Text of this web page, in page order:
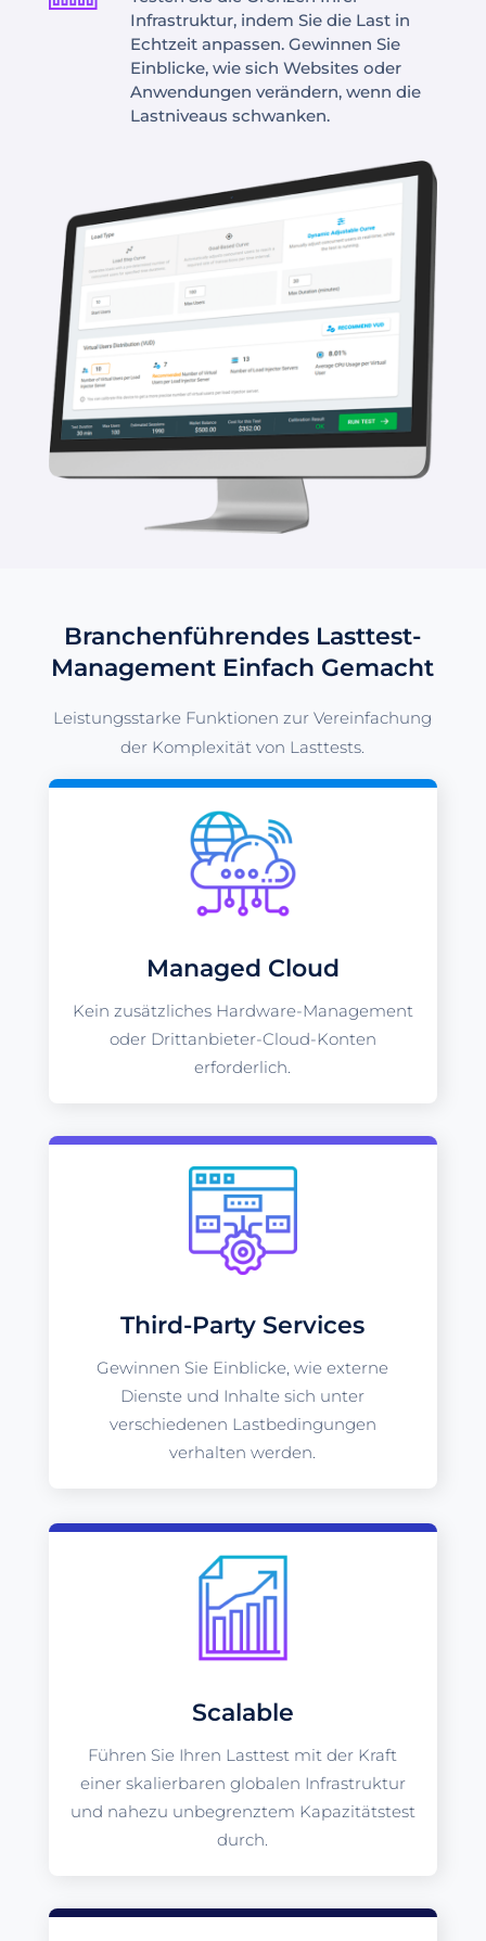
Infrastruktur, indem Sie die Last in
Echtzeit anpassen. Gewinnen Sie
Einblicke, wie sich Websites oder
Anwendungen verändern, wenn die
Lastniveaus schwanken.
Branchenführendes Lasttest-
Management Einfach Gemacht
Leistungsstarke Funktionen zur Vereinfachung
der Komplexität von Lasttests.
Managed Cloud
Kein zusätzliches Hardware-Management
oder Drittanbieter-Cloud-Konten
erforderlich.
Third-Party Services
Gewinnen Sie Einblicke, wie externe
Dienste und Inhalte sich unter
verschiedenen Lastbedingungen
verhalten werden.
Scalable
Führen Sie Ihren Lasttest mit der Kraft
einer skalierbaren globalen Infrastruktur
und nahezu unbegrenztem Kapazitätstest
durch.